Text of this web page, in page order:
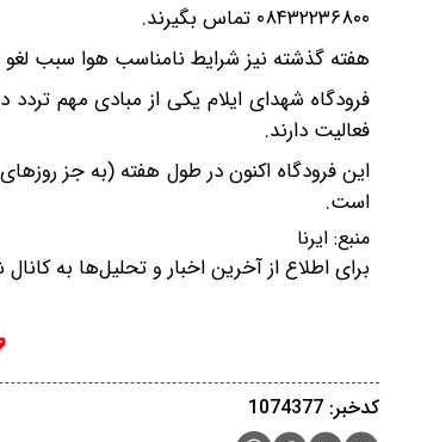
۰۸۴۳۲۲۳۶۸۰۰ تماس بگیرند.
هفته گذشته نیز شرایط نامناسب هوا سبب
فرودگاه شهدای ایلام یکی از مبادی مهم
فعالیت دارند.
است.
منبع: ایرنا
برای اطلاع از آخرین اخبار و تحلیل‌ها به
کدخبر: 1074377